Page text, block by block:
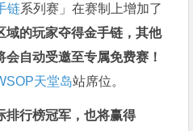
链系列赛」在赛制上增加了
域的玩家夺得金手链，其他
自动受邀至专属免费赛！
天堂岛站席位。
排行榜冠军，也将赢得